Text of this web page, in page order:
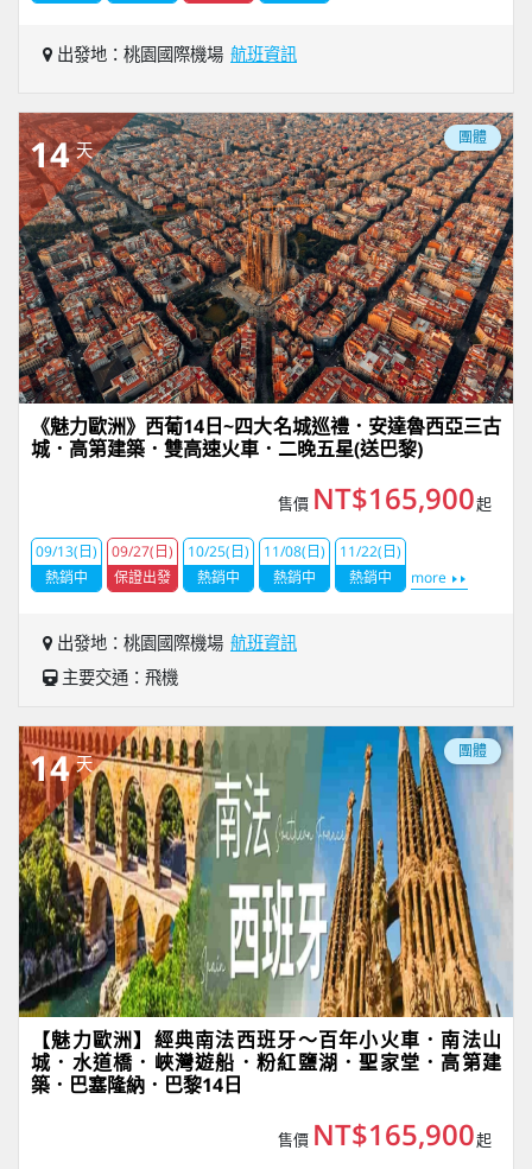
出發地：桃園國際機場 航班資訊
14 天
團體
《魅力歐洲》西葡14日~四大名城巡禮．安達魯西亞三古
城．高第建築．雙高速火車．二晚五星(送巴黎)
售價 NT$165,900起
09/13(日)
熱銷中
09/27(日)
保證出發
10/25(日)
熱銷中
11/08(日)
熱銷中
11/22(日)
熱銷中
more
出發地：桃園國際機場 航班資訊
主要交通：飛機
14 天
團體
【魅力歐洲】經典南法西班牙～百年小火車．南法山
城．水道橋．峽灣遊船．粉紅鹽湖．聖家堂．高第建
築．巴塞隆納．巴黎14日
售價 NT$165,900起